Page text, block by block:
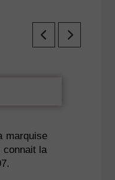
marquise
la